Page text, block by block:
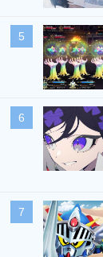
5
6
7